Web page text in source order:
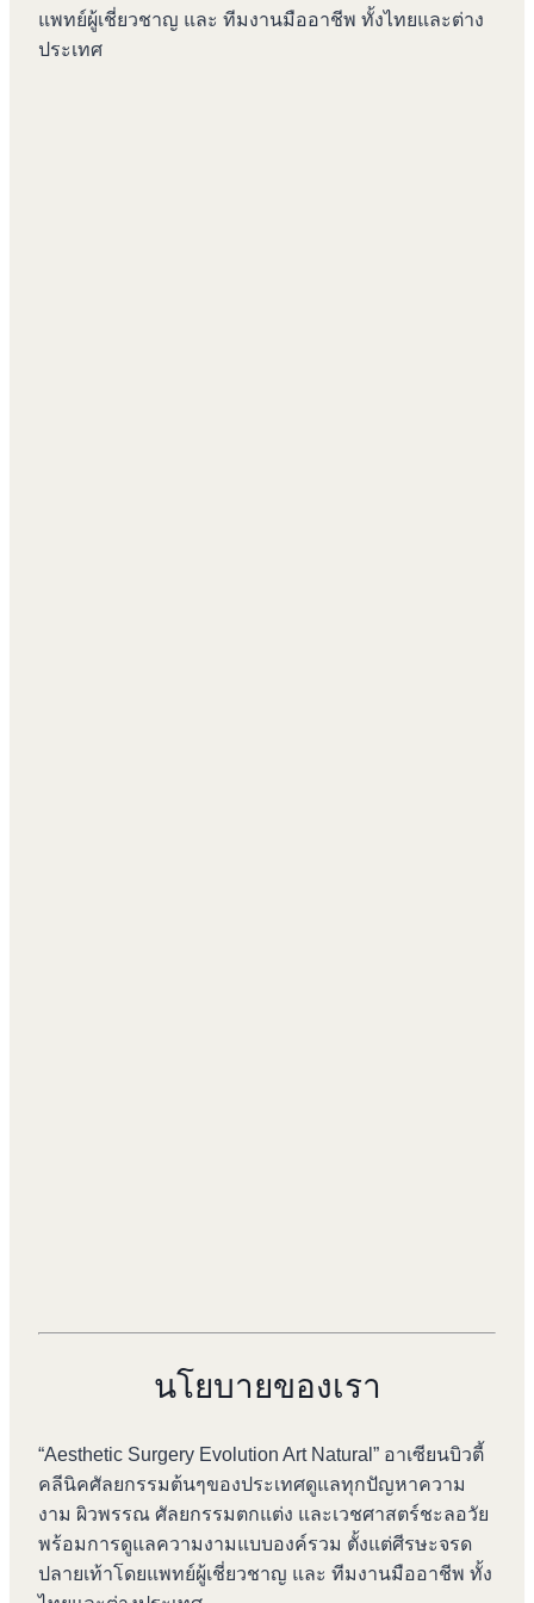
แพทย์ผู้เชี่ยวชาญ และ ทีมงานมืออาชีพ ทั้งไทยและต่าง
ประเทศ
นโยบายของเรา
“Aesthetic Surgery Evolution Art Natural” อาเซียนบิวตี้
คลีนิคศัลยกรรมต้นๆของประเทศดูแลทุกปัญหาความ
งาม ผิวพรรณ ศัลยกรรมตกแต่ง และเวชศาสตร์ชะลอวัย
พร้อมการดูแลความงามแบบองค์รวม ตั้งแต่ศีรษะจรด
ปลายเท้าโดยแพทย์ผู้เชี่ยวชาญ และ ทีมงานมืออาชีพ ทั้ง